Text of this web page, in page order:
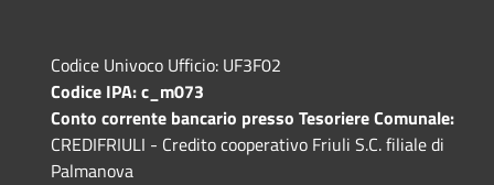
Codice Univoco Ufficio: UF3F02
Codice IPA: c_m073
Conto corrente bancario presso Tesoriere Comunale:
CREDIFRIULI - Credito cooperativo Friuli S.C. filiale di
Palmanova